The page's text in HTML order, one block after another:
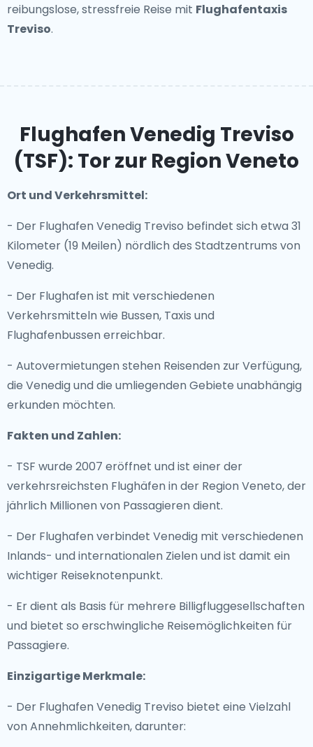
reibungslose, stressfreie Reise mit Flughafentaxis
Treviso.
Flughafen Venedig Treviso
(TSF): Tor zur Region Veneto
Ort und Verkehrsmittel:
- Der Flughafen Venedig Treviso befindet sich etwa 31
Kilometer (19 Meilen) nördlich des Stadtzentrums von
Venedig.
- Der Flughafen ist mit verschiedenen
Verkehrsmitteln wie Bussen, Taxis und
Flughafenbussen erreichbar.
- Autovermietungen stehen Reisenden zur Verfügung,
die Venedig und die umliegenden Gebiete unabhängig
erkunden möchten.
Fakten und Zahlen:
- TSF wurde 2007 eröffnet und ist einer der
verkehrsreichsten Flughäfen in der Region Veneto, der
jährlich Millionen von Passagieren dient.
- Der Flughafen verbindet Venedig mit verschiedenen
Inlands- und internationalen Zielen und ist damit ein
wichtiger Reiseknotenpunkt.
- Er dient als Basis für mehrere Billigfluggesellschaften
und bietet so erschwingliche Reisemöglichkeiten für
Passagiere.
Einzigartige Merkmale:
- Der Flughafen Venedig Treviso bietet eine Vielzahl
von Annehmlichkeiten, darunter: